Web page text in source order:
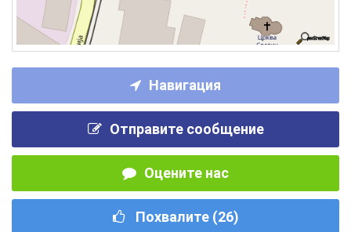
Навигация
Отправите сообщение
Оцените нас
Похвалите (26)